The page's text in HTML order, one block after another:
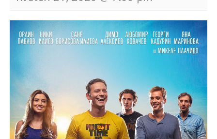
Navigace
pro
akce